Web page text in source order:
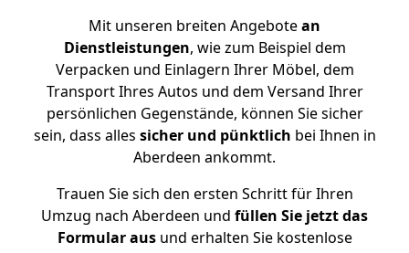
Mit unseren breiten Angebotean
Dienstleistungen, wie zum Beispiel dem
Verpacken und Einlagern Ihrer Möbel, dem
Transport Ihres Autos und dem Versand Ihrer
persönlichen Gegenstände, können Sie sicher
sein, dass alles sicher und pünktlich bei Ihnen in
Aberdeen ankommt.
Trauen Sie sich den ersten Schritt für Ihren
Umzug nach Aberdeen und füllen Sie jetzt das
Formular ausund erhalten Sie kostenlose